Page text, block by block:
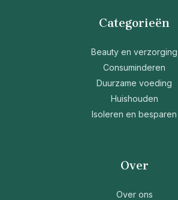
Categorieën
Beauty en verzorging
Consuminderen
Duurzame voeding
Huishouden
Isoleren en besparen
Over
Over ons